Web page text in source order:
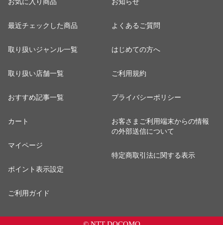
お気に入り商品
最近チェックした商品
取り扱いジャンル一覧
取り扱い店舗一覧
おすすめ記事一覧
カート
マイページ
ポイント表示設定
ご利用ガイド
お知らせ
よくあるご質問
はじめての方へ
ご利用規約
プライバシーポリシー
お客さまご利用端末からの情報
の外部送信について
特定商取引法に関する表示